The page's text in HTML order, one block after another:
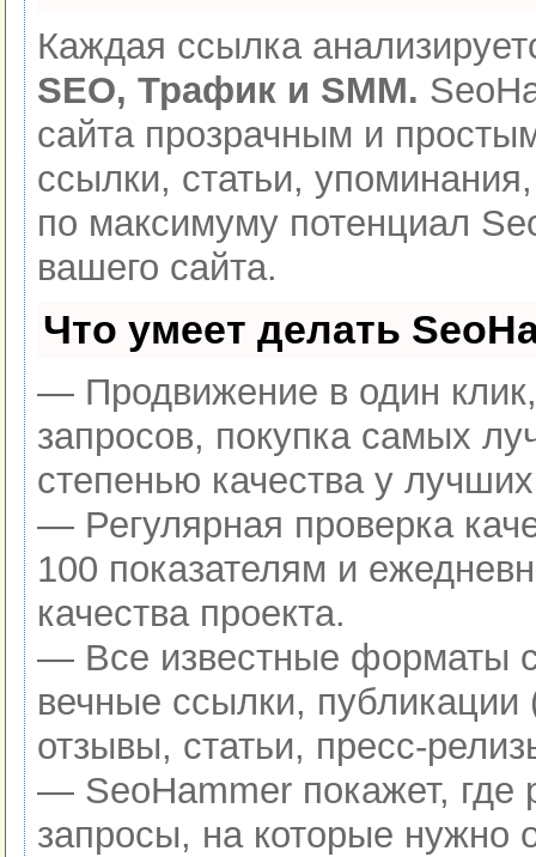
Каждая ссылка
SEO, Трафик и SMM.
сайта прозрачным и
ссылки, статьи,
по максимуму потенциал
вашего сайта.
Что умеет делать
— Продвижение в один
запросов, покупка самых
степенью качества у
— Регулярная проверка
100 показателям и
качества проекта.
— Все известные форматы
вечные ссылки,
отзывы, статьи, пресс-
— SeoHammer покажет, где
запросы, на которые нужно